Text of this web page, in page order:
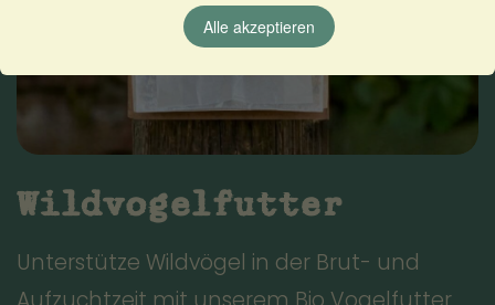
Wildvogelfutter
Unterstütze Wildvögel in der Brut- und
Alle akzeptieren